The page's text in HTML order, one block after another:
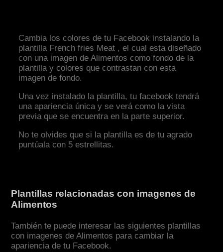
Cambia los colores de tu Facebook instalando la
plantilla French fries Meat , el cual esta diseñado
con una imagen de Alimentos como fondo de la
plantilla y colores que contrastan con esta
imagen de fondo.
Una vez instalado la plantilla, tu facebook tendrá
una apariencia única y se verá como la vista
previa que se encuentra en la parte superior.
No te olvides que si la plantilla es de tu agrado
puntúala con 5 estrellitas.
Plantillas relacionadas con imagenes de
Alimentos
También te puede interesar las siguientes plantillas
con imagenes de Alimentos para cambiar la
apariencia de tu Facebook.